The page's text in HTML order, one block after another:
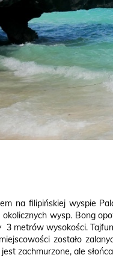
na filipińskiej wyspie
wysp. Bong
3 metrów wysokości.
zostało
zachmurzone, ale